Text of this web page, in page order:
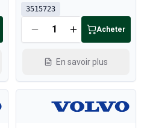
3515723
Acheter
En savoir plus